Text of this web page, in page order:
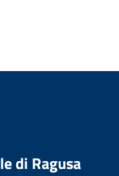
di Ragusa